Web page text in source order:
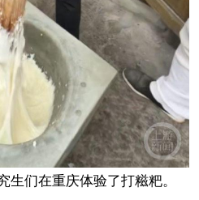
生们在重庆体验了打糍粑。